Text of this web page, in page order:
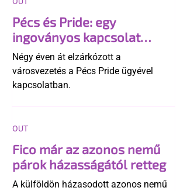
Pécs és Pride: egy
ingoványos kapcsolat
története
Négy éven át elzárkózott a
városvezetés a Pécs Pride ügyével
kapcsolatban.
Fico már az azonos nemű
párok házasságától retteg
A külföldön házasodott azonos nemű
OUT